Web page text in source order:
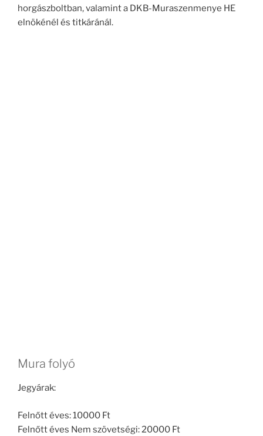
horgászboltban, valamint a DKB-Muraszenmenye HE
elnökénél és titkáránál.
Mura folyó
Jegyárak:
Felnőtt éves: 10000 Ft
Felnőtt éves Nem szövetségi: 20000 Ft